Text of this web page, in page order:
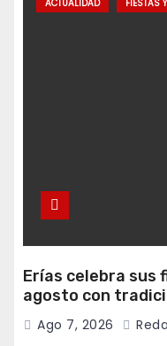
ACTUALIDAD FIESTAS
Erías celebra sus
agosto con
vecinal
Ago 7, 2026